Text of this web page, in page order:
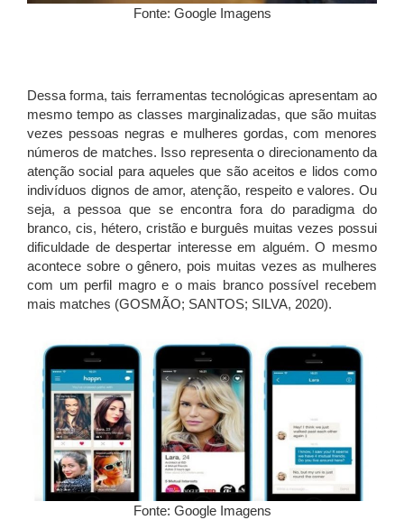
Fonte: Google Imagens
Dessa forma, tais ferramentas tecnológicas apresentam ao
mesmo tempo as classes marginalizadas, que são muitas
vezes pessoas negras e mulheres gordas, com menores
números de matches. Isso representa o direcionamento da
atenção social para aqueles que são aceitos e lidos como
indivíduos dignos de amor, atenção, respeito e valores. Ou
seja, a pessoa que se encontra fora do paradigma do
branco, cis, hétero, cristão e burguês muitas vezes possui
dificuldade de despertar interesse em alguém. O mesmo
acontece sobre o gênero, pois muitas vezes as mulheres
com um perfil magro e o mais branco possível recebem
mais matches (GOSMÃO; SANTOS; SILVA, 2020).
Fonte: Google Imagens